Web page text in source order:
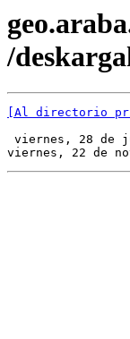
/
[Al directorio
viernes, 28 de
viernes, 22 de